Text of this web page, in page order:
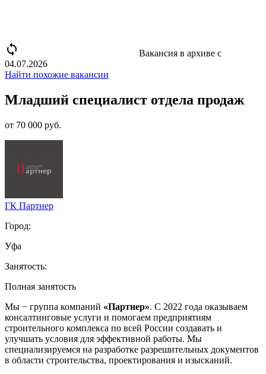
sync disabled
Вакансия в архиве с
04.07.2026
Найти похожие вакансии
Младший специалист отдела продаж
от 70 000 руб.
ГК Партнер
Город:
Уфа
Занятость:
Полная занятость
Мы − группа компаний «Партнер». С 2022 года оказываем
консалтинговые услуги и помогаем предприятиям
строительного комплекса по всей России создавать и
улучшать условия для эффективной работы. Мы
специализируемся на разработке разрешительных документов
в области строительства, проектирования и изысканий.